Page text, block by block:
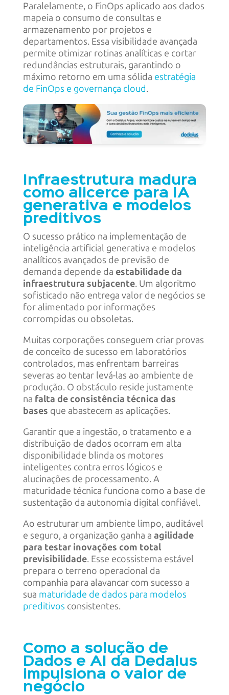
Paralelamente, o FinOps aplicado aos dados
mapeia o consumo de consultas e
armazenamento por projetos e
departamentos. Essa visibilidade avançada
permite otimizar rotinas analíticas e cortar
redundâncias estruturais, garantindo o
máximo retorno em uma sólida estratégia
de FinOps e governança cloud.
Infraestrutura madura
como alicerce para IA
generativa e modelos
preditivos
O sucesso prático na implementação de
inteligência artificial generativa e modelos
analíticos avançados de previsão de
demanda depende da estabilidade da
infraestrutura subjacente. Um algoritmo
sofisticado não entrega valor de negócios se
for alimentado por informações
corrompidas ou obsoletas.
Muitas corporações conseguem criar provas
de conceito de sucesso em laboratórios
controlados, mas enfrentam barreiras
severas ao tentar levá-las ao ambiente de
produção. O obstáculo reside justamente
na falta de consistência técnica das
bases que abastecem as aplicações.
Garantir que a ingestão, o tratamento e a
distribuição de dados ocorram em alta
disponibilidade blinda os motores
inteligentes contra erros lógicos e
alucinações de processamento. A
maturidade técnica funciona como a base de
sustentação da autonomia digital confiável.
Ao estruturar um ambiente limpo, auditável
e seguro, a organização ganha a agilidade
para testar inovações com total
previsibilidade. Esse ecossistema estável
prepara o terreno operacional da
companhia para alavancar com sucesso a
sua maturidade de dados para modelos
preditivos consistentes.
Como a solução de
Dados e AI da Dedalus
impulsiona o valor de
negócio